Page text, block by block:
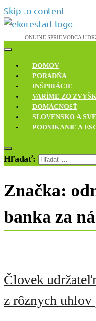
Skip to content
Ekoreštart
Novinky, rozhovory a
DOMOV
PORADŇA
INŠPIRÁCIE
VARÍME ZO
DOMÁCNOSŤ
SLOVENSKO A
PODNIKANIE A
Hľadať:
Značka:
banka za
Človek
z rôznych uhlov